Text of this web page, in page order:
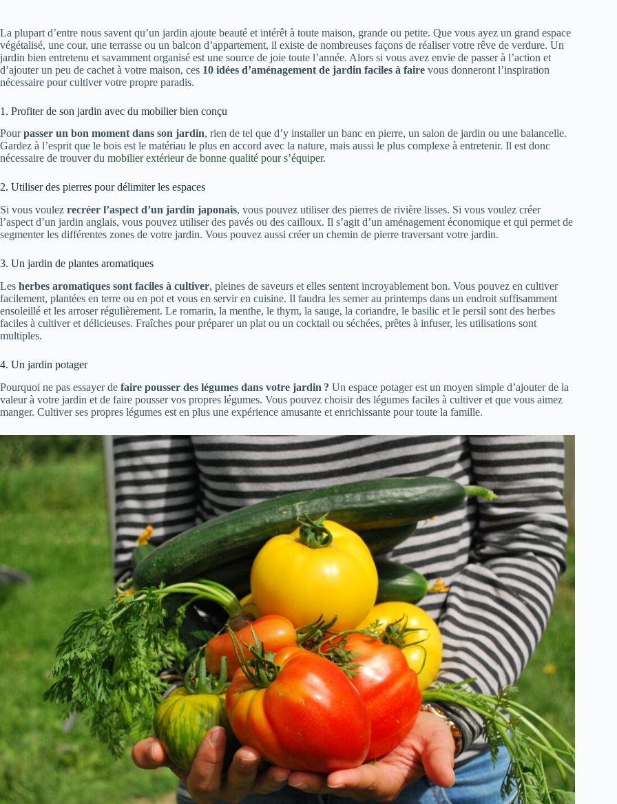
La plupart d’entre nous savent qu’un jardin ajoute beauté et intérêt à toute maison, grande ou petite. Que vous ayez un grand espace
végétalisé, une cour, une terrasse ou un balcon d’appartement, il existe de nombreuses façons de réaliser votre rêve de verdure. Un
jardin bien entretenu et savamment organisé est une source de joie toute l’année. Alors si vous avez envie de passer à l’action et
d’ajouter un peu de cachet à votre maison, ces 10 idées d’aménagement de jardin faciles à faire vous donneront l’inspiration
nécessaire pour cultiver votre propre paradis.
1. Profiter de son jardin avec du mobilier bien conçu
Pourpasser un bon moment dans son jardin, rien de tel que d’y installer un banc en pierre, un salon de jardin ou une balancelle.
Gardez à l’esprit que le bois est le matériau le plus en accord avec la nature, mais aussi le plus complexe à entretenir. Il est donc
nécessaire de trouver du mobilier extérieur de bonne qualité pour s’équiper.
2. Utiliser des pierres pour délimiter les espaces
Si vous voulez recréer l’aspect d’un jardin japonais, vous pouvez utiliser des pierres de rivière lisses. Si vous voulez créer
l’aspect d’un jardin anglais, vous pouvez utiliser des pavés ou des cailloux. Il s’agit d’un aménagement économique et qui permet de
segmenter les différentes zones de votre jardin. Vous pouvez aussi créer un chemin de pierre traversant votre jardin.
3. Un jardin de plantes aromatiques
Les herbes aromatiques sont faciles à cultiver, pleines de saveurs et elles sentent incroyablement bon. Vous pouvez en cultiver
facilement, plantées en terre ou en pot et vous en servir en cuisine. Il faudra les semer au printemps dans un endroit suffisamment
ensoleillé et les arroser régulièrement. Le romarin, la menthe, le thym, la sauge, la coriandre, le basilic et le persil sont des herbes
faciles à cultiver et délicieuses. Fraîches pour préparer un plat ou un cocktail ou séchées, prêtes à infuser, les utilisations sont
multiples.
4. Un jardin potager
Pourquoi ne pas essayer de faire pousser des légumes dans votre jardin ? Un espace potager est un moyen simple d’ajouter de la
valeur à votre jardin et de faire pousser vos propres légumes. Vous pouvez choisir des légumes faciles à cultiver et que vous aimez
manger. Cultiver ses propres légumes est en plus une expérience amusante et enrichissante pour toute la famille.